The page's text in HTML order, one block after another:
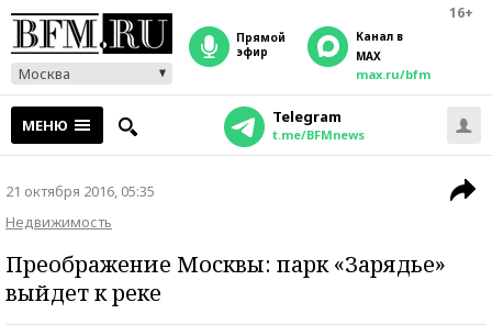
16+
Москва
прямой
эфир
Канал в
MAX
max.ru/bfm
МЕНЮ Telegram
t.me/BFMnews
21 октября 2016, 05:35
Недвижимость
Преображение Москвы: парк «Зарядье»
выйдет к реке